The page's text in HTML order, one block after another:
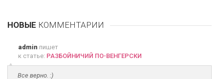
НОВЫЕ КОММЕНТАРИИ
admin пишет
к статье: РАЗБОЙНИЧИЙ ПО-ВЕНГЕРСКИ
Все верно. :)